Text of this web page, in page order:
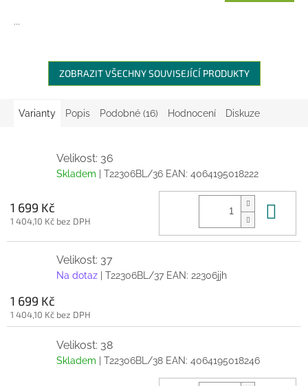
...
ZOBRAZIT VŠECHNY SOUVISEJÍCÍ PRODUKTY
Varianty Popis Podobné (16) Hodnocení Diskuze
Velikost: 36
Skladem | T22306BL/36 EAN: 4064195018222
1 699 Kč
1 404,10 Kč bez DPH
Velikost: 37
Na dotaz | T22306BL/37 EAN: 22306jjh
1 699 Kč
1 404,10 Kč bez DPH
Velikost: 38
Skladem | T22306BL/38 EAN: 4064195018246